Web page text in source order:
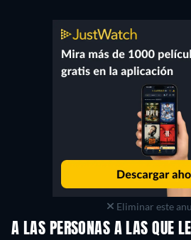
Eliminar este
A LAS PERSONAS A LAS QUE